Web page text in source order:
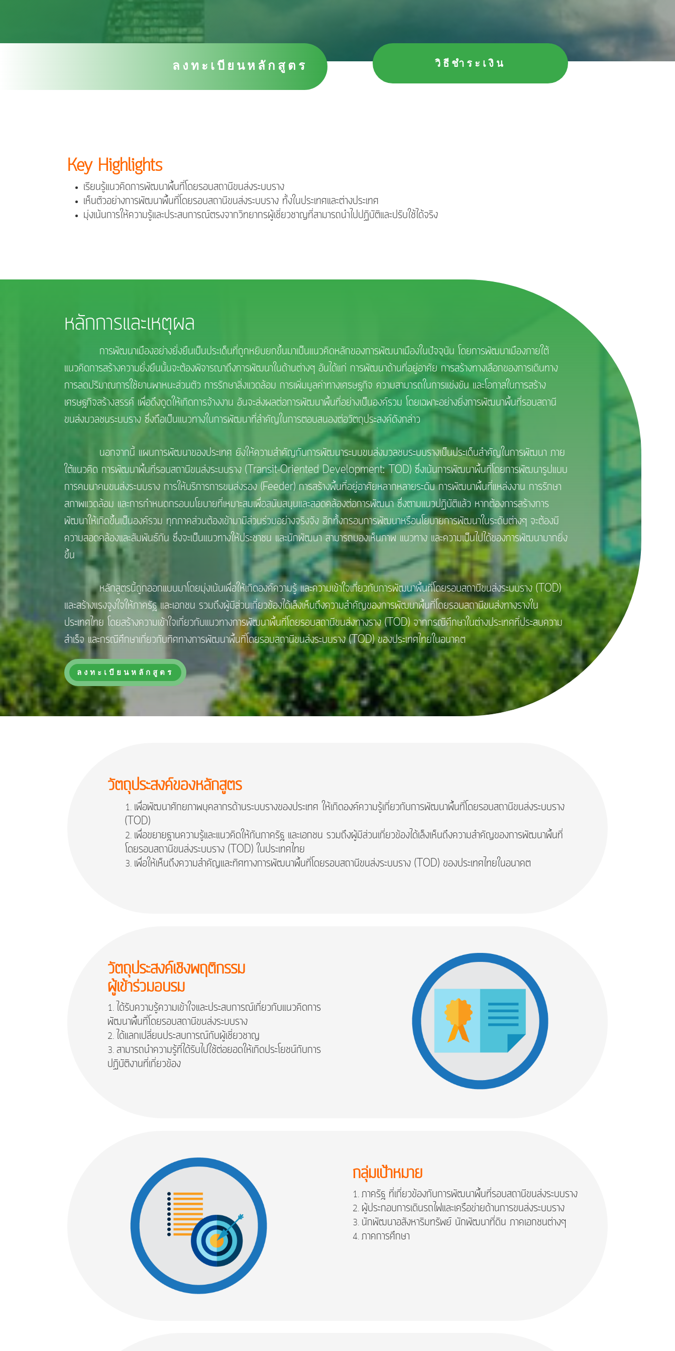
ลงทะเบียนหลักสูตร วิธีชำระเงิน
Key Highlights
เรียนรู้แนวคิดการพัฒนาพื้นที่โดยรอบสถานีขนส่งระบบราง
เห็นตัวอย่างการพัฒนาพื้นที่โดยรอบสถานีขนส่งระบบราง ทั้งในประเทศและต่างประเทศ
มุ่งเน้นการให้ความรู้และประสบการณ์ตรงจากวิทยากรผู้เชี่ยวชาญที่สามารถนำไปปฏิบัติและปรับใช้ได้จริง
หลักการและเหตุผล
การพัฒนาเมืองอย่างยั่งยืนเป็นประเด็นที่ถูกหยิบยกขึ้นมาเป็นแนวคิดหลักของการพัฒนาเมืองในปัจจุบัน โดยการพัฒนาเมืองภายใต้
แนวคิดการสร้างความยั่งยืนนั้นจะต้องพิจารณาถึงการพัฒนาในด้านต่างๆ อันได้แก่ การพัฒนาด้านที่อยู่อาศัย การสร้างทางเลือกของการเดินทาง
การลดปริมาณการใช้ยานพาหนะส่วนตัว การรักษาสิ่งแวดล้อม การเพิ่มมูลค่าทางเศรษฐกิจ ความสามารถในการแข่งขัน และโอกาสในการสร้าง
เศรษฐกิจสร้างสรรค์ เพื่อดึงดูดให้เกิดการจ้างงาน อันจะส่งผลต่อการพัฒนาพื้นที่อย่างเป็นองค์รวม โดยเฉพาะอย่างยิ่งการพัฒนาพื้นที่รอบสถานี
ขนส่งมวลชนระบบราง ซึ่งถือเป็นแนวทางในการพัฒนาที่สำคัญในการตอบสนองต่อวัตถุประสงค์ดังกล่าว
นอกจากนี้ แผนการพัฒนาของประเทศ ยังให้ความสำคัญกับการพัฒนาระบบขนส่งมวลชนระบบรางเป็นประเด็นสำคัญในการพัฒนา ภาย
ใต้แนวคิด การพัฒนาพื้นที่รอบสถานีขนส่งระบบราง (Transit-Oriented Development: TOD) ซึ่งเน้นการพัฒนาพื้นที่โดยการพัฒนารูปแบบ
การคมนาคมขนส่งระบบราง การให้บริการการขนส่งรอง (Feeder) การสร้างพื้นที่อยู่อาศัยหลากหลายระดับ การพัฒนาพื้นที่แหล่งงาน การรักษา
สภาพแวดล้อม และการกำหนดกรอบนโยบายที่เหมาะสมเพื่อสนับสนุนและสอดคล้องต่อการพัฒนา ซึ่งตามแนวปฏิบัติแล้ว หากต้องการสร้างการ
พัฒนาให้เกิดขึ้นเป็นองค์รวม ทุกภาคส่วนต้องเข้ามามีส่วนร่วมอย่างจริงจัง อีกทั้งกรอบการพัฒนาหรือนโยบายการพัฒนาในระดับต่างๆ จะต้องมี
ความสอดคล้องและสัมพันธ์กัน ซึ่งจะเป็นแนวทางให้ประชาชน และนักพัฒนา สามารถมองเห็นภาพ แนวทาง และความเป็นไปได้ของการพัฒนามากยิ่ง
ขึ้น
หลักสูตรนี้ถูกออกแบบมาโดยมุ่งเน้นเพื่อให้เกิดองค์ความรู้ และความเข้าใจเกี่ยวกับการพัฒนาพื้นที่โดยรอบสถานีขนส่งระบบราง (TOD)
และสร้างแรงจูงใจให้ภาครัฐ และเอกชน รวมถึงผู้มีส่วนเกี่ยวข้องได้เล็งเห็นถึงความสำคัญของการพัฒนาพื้นที่โดยรอบสถานีขนส่งทางรางใน
ประเทศไทย โดยสร้างความเข้าใจเกี่ยวกับแนวทางการพัฒนาพื้นที่โดยรอบสถานีขนส่งทางราง (TOD) จากกรณีศึกษาในต่างประเทศที่ประสบความ
สำเร็จ และกรณีศึกษาเกี่ยวกับทิศทางการพัฒนาพื้นที่โดยรอบสถานีขนส่งระบบราง (TOD) ของประเทศไทยในอนาคต
ลงทะเบียนหลักสูตร
วัตถุประสงค์ของหลักสูตร
เพื่อพัฒนาศักยภาพบุคลากรด้านระบบรางของประเทศ ให้เกิดองค์ความรู้เกี่ยวกับการพัฒนาพื้นที่โดยรอบสถานีขนส่งระบบราง
(TOD)
เพื่อขยายฐานความรู้และแนวคิดให้กับภาครัฐ และเอกชน รวมถึงผู้มีส่วนเกี่ยวข้องได้เล็งเห็นถึงความสำคัญของการพัฒนาพื้นที่
โดยรอบสถานีขนส่งระบบราง (TOD) ในประเทศไทย
เพื่อให้เห็นถึงความสำคัญและทิศทางการพัฒนาพื้นที่โดยรอบสถานีขนส่งระบบราง (TOD) ของประเทศไทยในอนาคต
วัตถุประสงค์เชิงพฤติกรรม
ผู้เข้าร่วมอบรม
ได้รับความรู้ความเข้าใจและประสบการณ์เกี่ยวกับแนวคิดการ
พัฒนาพื้นที่โดยรอบสถานีขนส่งระบบราง
ได้แลกเปลี่ยนประสบการณ์กับผู้เชี่ยวชาญ
สามารถนำความรู้ที่ได้รับไปใช้ต่อยอดให้เกิดประโยชน์กับการ
ปฏิบัติงานที่เกี่ยวข้อง
กลุ่มเป้าหมาย
ภาครัฐ ที่เกี่ยวข้องกับการพัฒนาพื้นที่รอบสถานีขนส่งระบบราง
ผู้ประกอบการเดินรถไฟและเครือข่ายด้านการขนส่งระบบราง
นักพัฒนาอสังหาริมทรัพย์ นักพัฒนาที่ดิน ภาคเอกชนต่างๆ
ภาคการศึกษา